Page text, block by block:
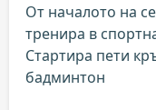
От началото на
тренира в
Стартира пети
бадминтон